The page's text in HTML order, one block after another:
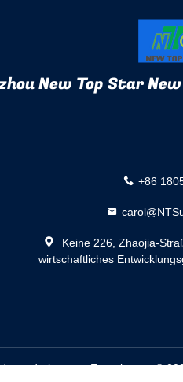
New Top Star
+86
Keine 226, Zhaojia-
wirtschaftliches
Fournisseur. ©